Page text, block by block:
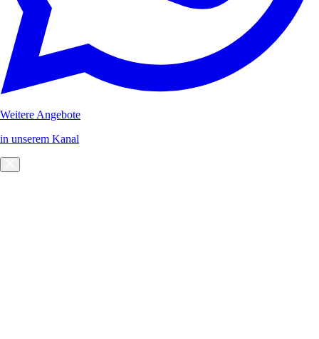
Weitere Angebote
in unserem Kanal